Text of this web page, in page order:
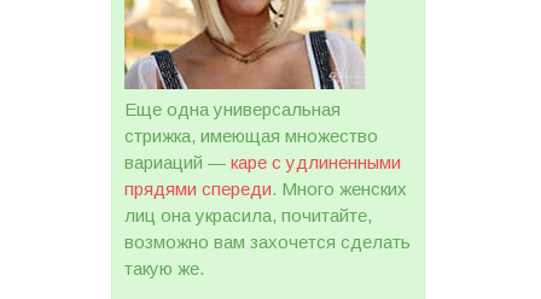
Еще одна универсальная
стрижка, имеющая множество
вариаций — каре с удлиненными
прядями спереди. Много женских
лиц она украсила, почитайте,
возможно вам захочется сделать
такую же.